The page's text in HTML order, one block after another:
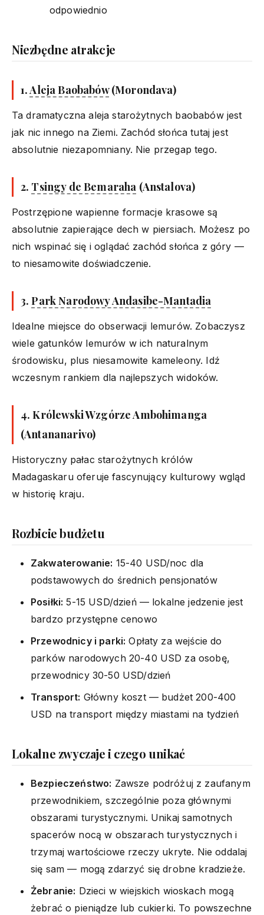
odpowiednio
Niezbędne atrakcje
1.Aleja Baobabów(Morondava)
Ta dramatyczna aleja starożytnych baobabów jest
jak nic innego na Ziemi. Zachód słońca tutaj jest
absolutnie niezapomniany. Nie przegap tego.
2. Tsingy de Bemaraha (Anstalova)
Postrzępione wapienne formacje krasowe są
absolutnie zapierające dech w piersiach. Możesz po
nich wspinać się i oglądać zachód słońca z góry —
to niesamowite doświadczenie.
3.Park Narodowy Andasibe-Mantadia
Idealne miejsce do obserwacji lemurów. Zobaczysz
wiele gatunków lemurów w ich naturalnym
środowisku, plus niesamowite kameleony. Idź
wczesnym rankiem dla najlepszych widoków.
4.Królewski Wzgórze Ambohimanga
(Antananarivo)
Historyczny pałac starożytnych królów
Madagaskaru oferuje fascynujący kulturowy wgląd
w historię kraju.
Rozbicie budżetu
Zakwaterowanie: 15-40 USD/noc dla
podstawowych do średnich pensjonatów
Posiłki: 5-15 USD/dzień — lokalne jedzenie jest
bardzo przystępne cenowo
Przewodnicy i parki: Opłaty za wejście do
parków narodowych 20-40 USD za osobę,
przewodnicy 30-50 USD/dzień
Transport: Główny koszt — budżet 200-400
USD na transport między miastami na tydzień
Lokalne zwyczaje i czego unikać
Bezpieczeństwo: Zawsze podróżuj z zaufanym
przewodnikiem, szczególnie poza głównymi
obszarami turystycznymi. Unikaj samotnych
spacerów nocą w obszarach turystycznych i
trzymaj wartościowe rzeczy ukryte. Nie oddalaj
się sam — mogą zdarzyć się drobne kradzieże.
Żebranie: Dzieci w wiejskich wioskach mogą
żebrać o pieniądze lub cukierki. To powszechne